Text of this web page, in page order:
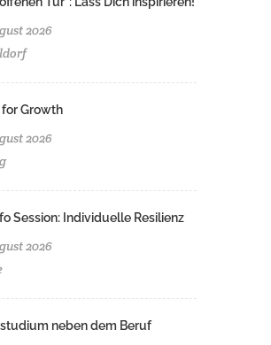
2026
Growth
2026
Session: Individuelle Resilienz
2026
neben dem Beruf